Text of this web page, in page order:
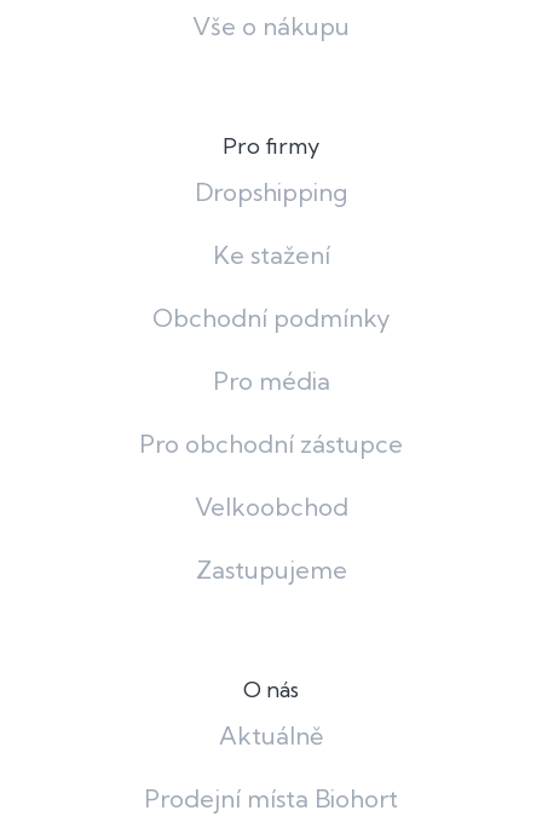
Vše o nákupu
Pro firmy
Dropshipping
Ke stažení
Obchodní podmínky
Pro média
Pro obchodní zástupce
Velkoobchod
Zastupujeme
O nás
Aktuálně
Prodejní místa Biohort